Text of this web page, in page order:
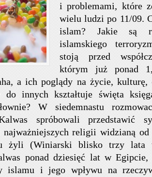
i problemami, które
wielu ludzi po 11/09.
islam? Jakie są
islamskiego
stoją przed
którym już ponad
a ich poglądy na życie, kulturę,
do innych kształtuje święta
W siedemnastu
spróbowali przedstawić
najważniejszych religii widzianą
żyli (Winiarski blisko trzy
ponad dziesięć lat w
islamu i jego wpływu na